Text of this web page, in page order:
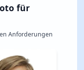
für
Anforderungen